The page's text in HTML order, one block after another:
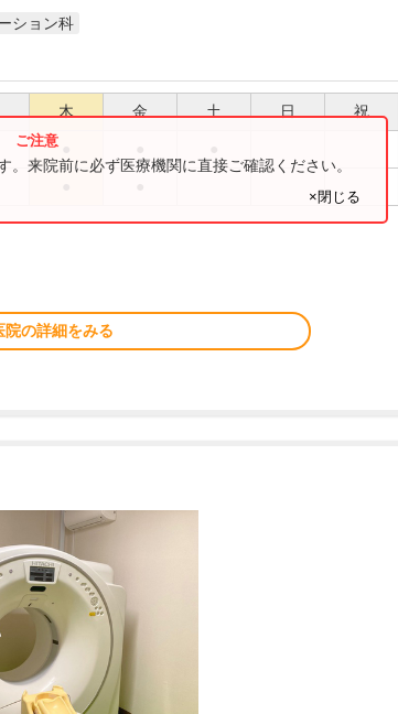
ション科
木 金 土 日 祝
来院前に必ず医療機関に直接ご確認ください。
×閉じる
院の詳細をみる